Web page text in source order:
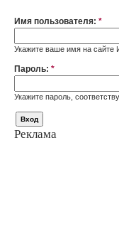
Имя пользователя: *
Укажите ваше имя на сайте
Пароль: *
Укажите пароль,
Реклама